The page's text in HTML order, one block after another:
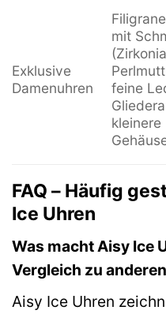
Exklusive
Damenuhren
mit
feine
kleinere
FAQ – Häufig
Ice Uhren
Was macht Aisy Ice
Vergleich zu
Aisy Ice Uhren